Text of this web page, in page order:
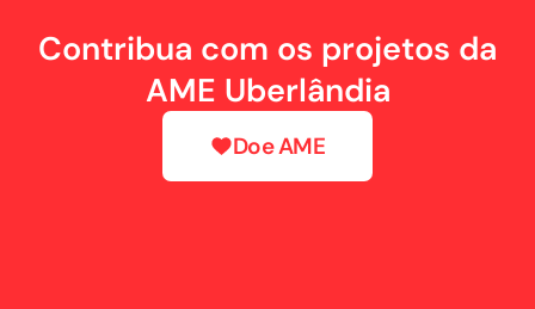
Contribua com os projetos da
AME Uberlândia
Doe AME